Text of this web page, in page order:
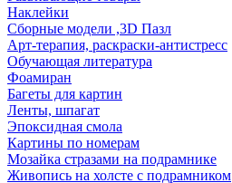
Наклейки
Сборные модели ,3D Пазл
Арт-терапия, раскраски-антистресс
Обучающая литература
Фоамиран
Багеты для картин
Ленты, шпагат
Эпоксидная смола
Картины по номерам
Мозайка стразами на подрамнике
Живопись на холсте с подрамником